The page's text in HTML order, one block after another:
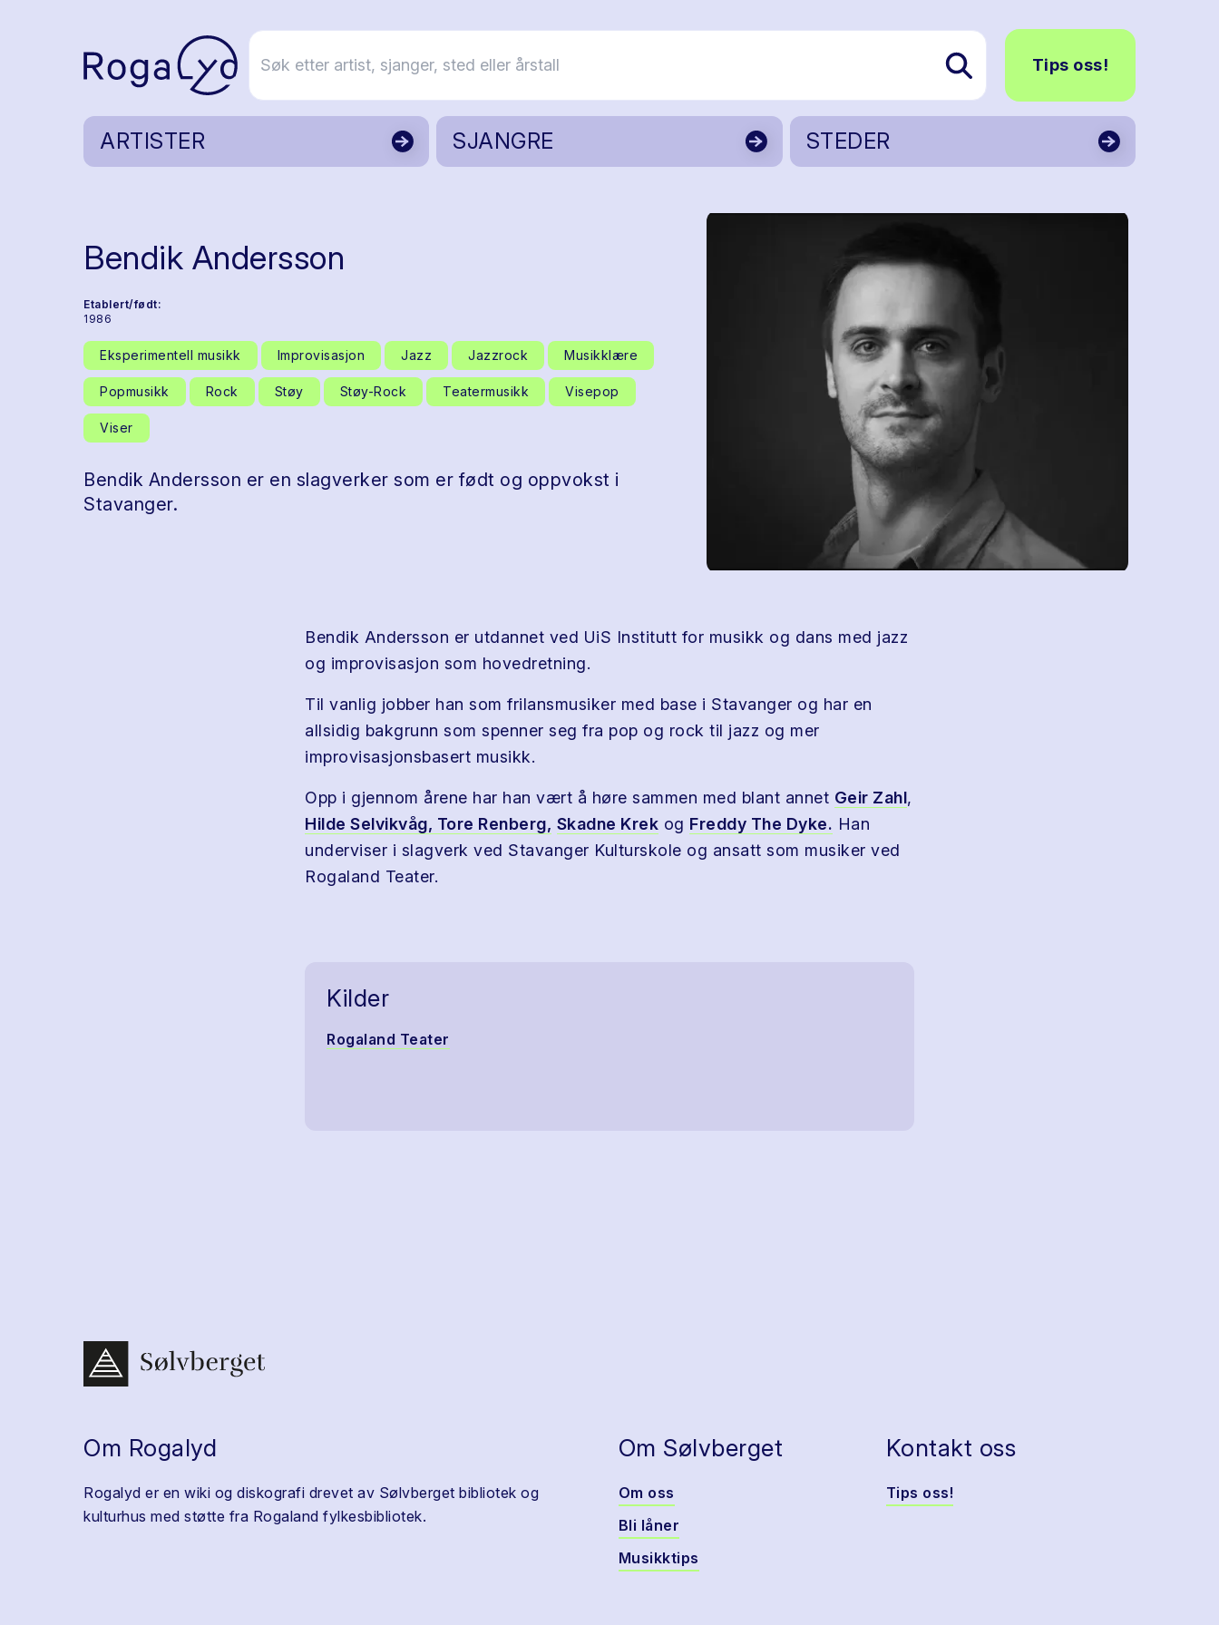
Tips oss!
ARTISTER SJANGRE STEDER
Bendik Andersson
Etablert/født:
1986
Eksperimentell musikk Improvisasjon Jazz Jazzrock Musikklære
Popmusikk Rock Støy Støy-Rock Teatermusikk Visepop
Viser
Bendik Andersson er en slagverker som er født og oppvokst i
Stavanger.
Bendik Andersson er utdannet ved UiS Institutt for musikk og dans med jazz
og improvisasjon som hovedretning.
Til vanlig jobber han som frilansmusiker med base i Stavanger og har en
allsidig bakgrunn som spenner seg fra pop og rock til jazz og mer
improvisasjonsbasert musikk.
Opp i gjennom årene har han vært å høre sammen med blant annet Geir Zahl,
Hilde Selvikvåg, Tore Renberg, Skadne Krek og Freddy The Dyke. Han
underviser i slagverk ved Stavanger Kulturskole og ansatt som musiker ved
Rogaland Teater.
Kilder
Rogaland Teater
Om Rogalyd
Rogalyd er en wiki og diskografi drevet av Sølvberget bibliotek og
kulturhus med støtte fra Rogaland fylkesbibliotek.
Om Sølvberget
Om oss
Bli låner
Musikktips
Kontakt oss
Tips oss!